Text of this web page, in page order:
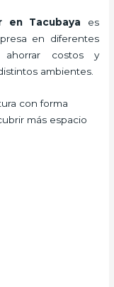
en Tacubaya es
en diferentes
ahorrar costos y
ambientes.
con forma
más espacio